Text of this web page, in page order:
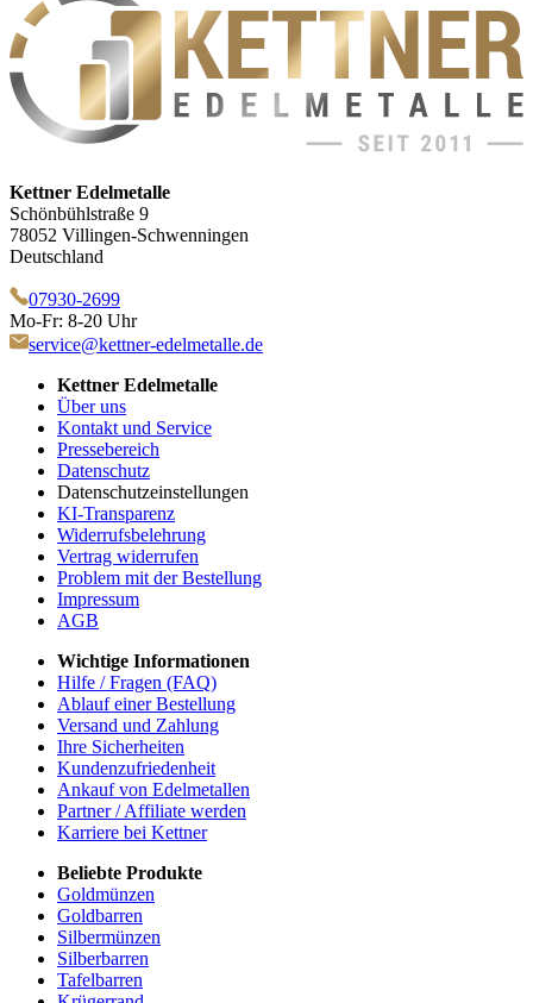
Kettner Edelmetalle
Schönbühlstraße 9
78052 Villingen-Schwenningen
Deutschland
07930-2699
Mo-Fr: 8-20 Uhr
service@kettner-edelmetalle.de
Kettner Edelmetalle
Über uns
Kontakt und Service
Pressebereich
Datenschutz
Datenschutzeinstellungen
KI-Transparenz
Widerrufsbelehrung
Vertrag widerrufen
Problem mit der Bestellung
Impressum
AGB
Wichtige Informationen
Hilfe / Fragen (FAQ)
Ablauf einer Bestellung
Versand und Zahlung
Ihre Sicherheiten
Kundenzufriedenheit
Ankauf von Edelmetallen
Partner / Affiliate werden
Karriere bei Kettner
Beliebte Produkte
Goldmünzen
Goldbarren
Silbermünzen
Silberbarren
Tafelbarren